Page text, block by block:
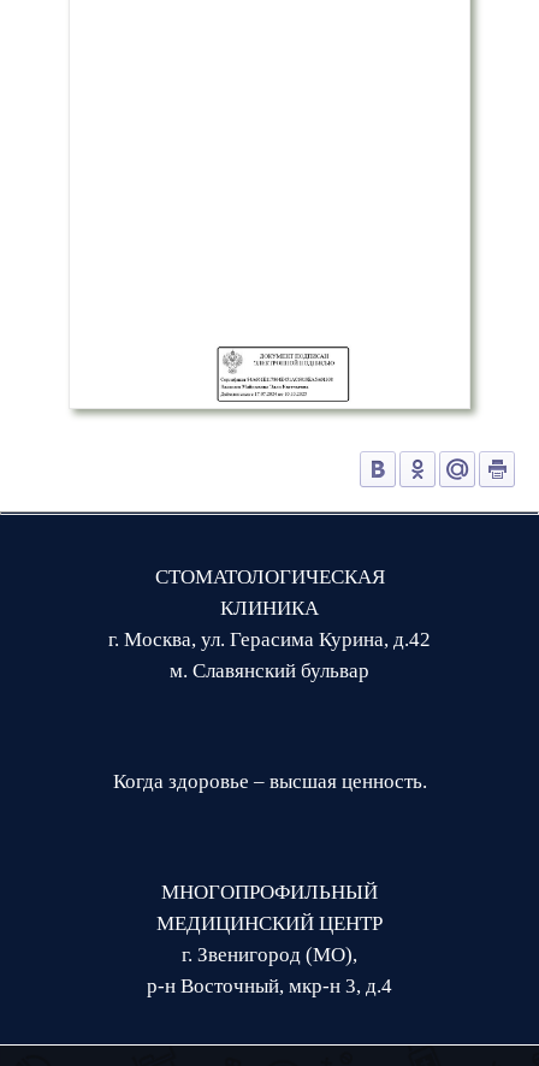
СТОМАТОЛОГИЧЕСКАЯ
КЛИНИКА
г. Москва, ул. Герасима Курина, д.42
м. Славянский бульвар
Когда здоровье – высшая ценность.
МНОГОПРОФИЛЬНЫЙ
МЕДИЦИНСКИЙ ЦЕНТР
г. Звенигород (МО),
р-н Восточный, мкр-н 3, д.4